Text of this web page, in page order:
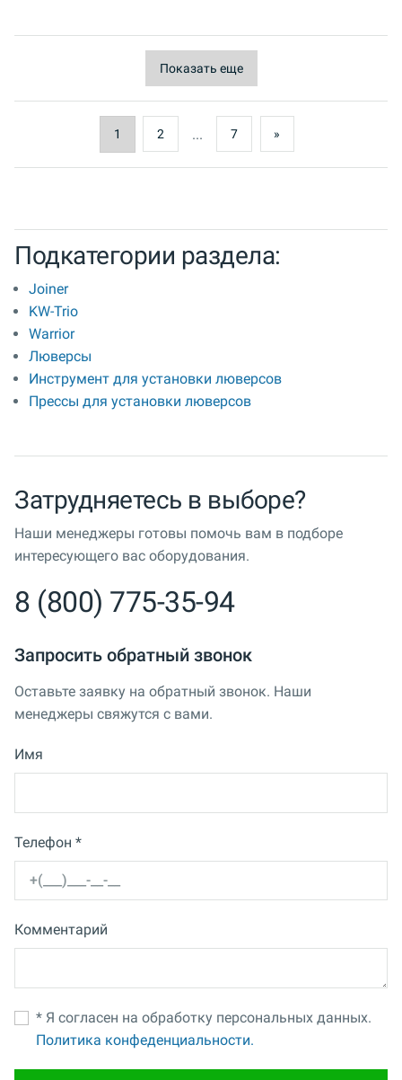
Показать еще
1 2 ... 7 »
Подкатегории раздела:
Joiner
KW-Trio
Warrior
Люверсы
Инструмент для установки люверсов
Прессы для установки люверсов
Затрудняетесь в выборе?
Наши менеджеры готовы помочь вам в подборе
интересующего вас оборудования.
8 (800) 775-35-94
Запросить обратный звонок
Оставьте заявку на обратный звонок. Наши
менеджеры свяжутся с вами.
Имя
Телефон *
Комментарий
* Я согласен на обработку персональных данных.
Политика конфеденциальности.